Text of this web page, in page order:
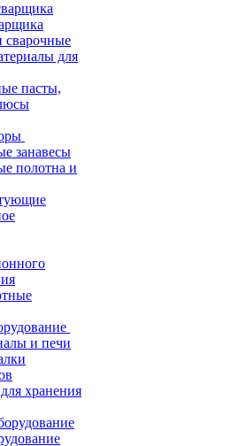
сварочные
для
пасты,
занавесы
полотна и
и печи
хранения